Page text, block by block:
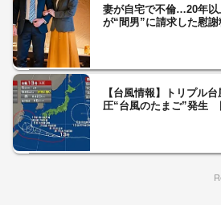
妻が自宅で不倫…20年以
が“間男”に請求した慰
【台風情報】トリプル
圧“台風のたまご”発生